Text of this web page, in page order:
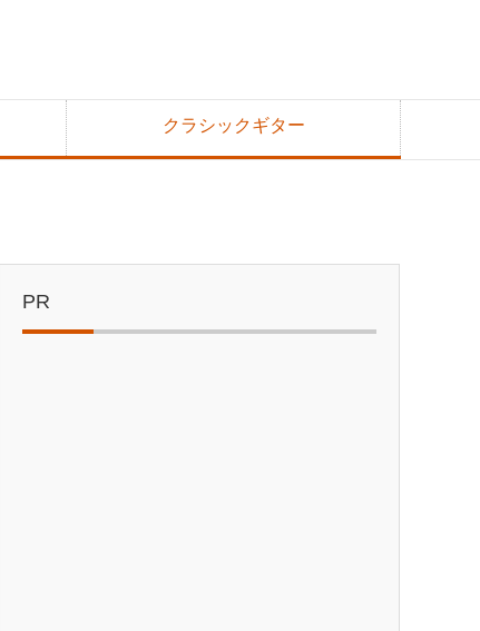
クラシックギター
PR